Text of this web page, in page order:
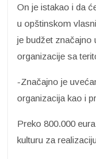
On je istakao i da
u opštinskom
je budžet značajno
organizacije sa
-Značajno je
organizacija kao i
Preko 800.000
kulturu za